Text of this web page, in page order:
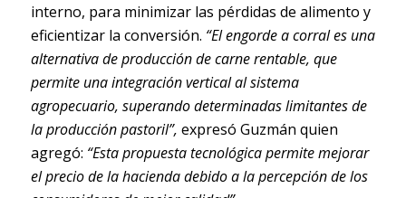
interno, para minimizar las pérdidas de alimento y
eficientizar la conversión. “El engorde a corral es una
alternativa de producción de carne rentable, que
permite una integración vertical al sistema
agropecuario, superando determinadas limitantes de
la producción pastoril”, expresó Guzmán quien
agregó: “Esta propuesta tecnológica permite mejorar
el precio de la hacienda debido a la percepción de los